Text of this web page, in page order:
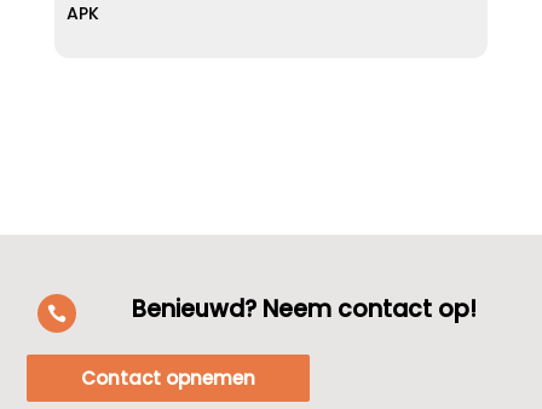
APK
 Benieuwd? Neem contact op!
Contact opnemen